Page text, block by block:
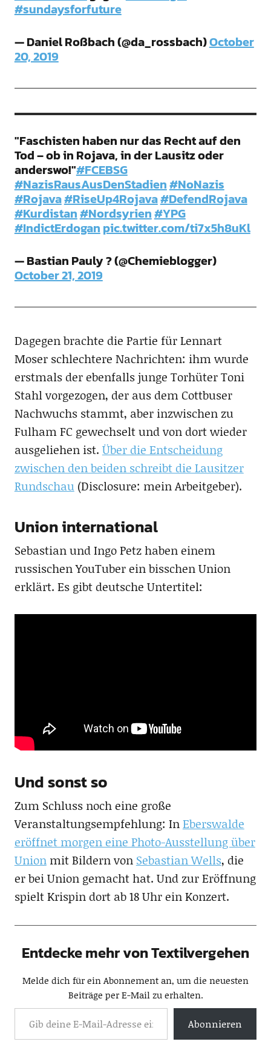
#sundaysforfuture
— Daniel Roßbach (@da_rossbach)October
20, 2019
"Faschisten haben nur das Recht auf den
Tod – ob in Rojava, in der Lausitz oder
anderswo!"#FCEBSG
#NazisRausAusDenStadien#NoNazis
#Rojava#RiseUp4Rojava#DefendRojava
#Kurdistan#Nordsyrien#YPG
#IndictErdoganpic.twitter.com/ti7x5h8uKl
— Bastian Pauly ? (@Chemieblogger)
October 21, 2019
Dagegen brachte die Partie für Lennart
Moser schlechtere Nachrichten: ihm wurde
erstmals der ebenfalls junge Torhüter Toni
Stahl vorgezogen, der aus dem Cottbuser
Nachwuchs stammt, aber inzwischen zu
Fulham FC gewechselt und von dort wieder
ausgeliehen ist. Über die Entscheidung
zwischen den beiden schreibt die Lausitzer
Rundschau(Disclosure: mein Arbeitgeber).
Union international
Sebastian und Ingo Petz haben einem
russischen YouTuber ein bisschen Union
erklärt. Es gibt deutsche Untertitel:
Und sonst so
Zum Schluss noch eine große
Veranstaltungsempfehlung: InEberswalde
eröffnet morgen eine Photo-Ausstellung über
Unionmit Bildern von Sebastian Wells, die
er bei Union gemacht hat. Und zur Eröffnung
spielt Krispin dort ab 18 Uhr ein Konzert.
Entdecke mehr von Textilvergehen
Melde dich für ein Abonnement an, um die neuesten
Beiträge per E-Mail zu erhalten.
Abonnieren